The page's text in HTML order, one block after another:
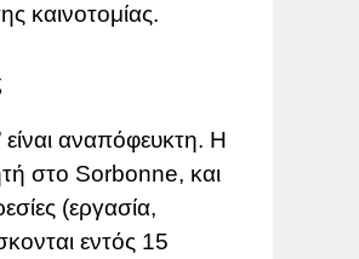
καινοτομίας.
αναπόφευκτη. Η
στο Sorbonne, και
(εργασία,
εντός 15